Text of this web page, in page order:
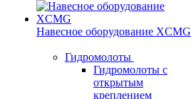
Навесное оборудование XCMG
Гидромолоты
Гидромолоты с
открытым
креплением